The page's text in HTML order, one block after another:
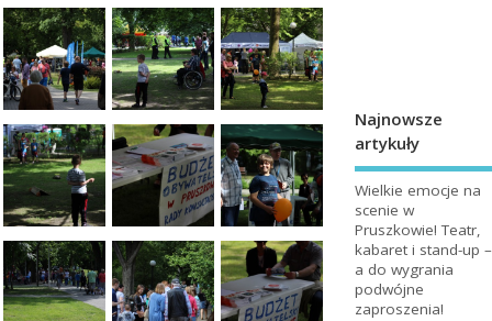
Najnowsze
artykuły
Wielkie emocje na
scenie w
Pruszkowie! Teatr,
kabaret i stand-up –
a do wygrania
podwójne
zaproszenia!